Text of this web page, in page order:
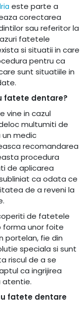
este parte a
corectarea
sau referitor la
fatetele
si situatii in care
pentru ca
sunt situatiile in
fatete dentare?
vine in cazul
multumiti de
un medic
recomandarea
procedura
de aplicarea
ca odata ce
de a reveni la
de fatetele
forma unor foite
portelan, fie din
speciala si sunt
riscul de a se
ca ingrijirea
atentie.
fatete dentare